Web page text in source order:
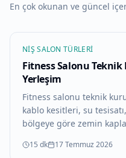
En çok okunan ve güncel
NIŞ SALON TÜRLERI
Fitness Salonu
Yerleşim
Fitness salonu teknik
kablo kesitleri, su
bölgeye göre zemin
15 dk 17 Temmuz 2026